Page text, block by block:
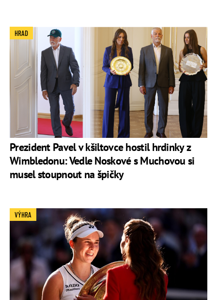
Prezident Pavel v kšiltovce hostil hrdinky z
Wimbledonu: Vedle Noskové s Muchovou si
musel stoupnout na špičky
HRAD
VÝHRA